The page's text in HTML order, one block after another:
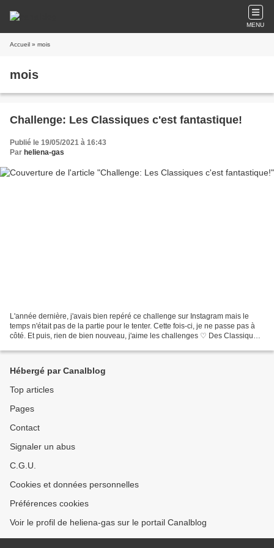
MENU
Accueil » mois
mois
Challenge: Les Classiques c'est fantastique!
Publié le 19/05/2021 à 16:43
Par heliena-gas
L'année dernière, j'avais bien repéré ce challenge sur Instagram mais le
temps n'était pas de la partie pour le tenter. Cette fois-ci, je ne passe pas à
côté. Et puis, rien de bien nouveau, j'aime les challenges ♡ Des Classiques
Hébergé par Canalblog
Top articles
Pages
Contact
Signaler un abus
C.G.U.
Cookies et données personnelles
Préférences cookies
Voir le profil de heliena-gas sur le portail Canalblog